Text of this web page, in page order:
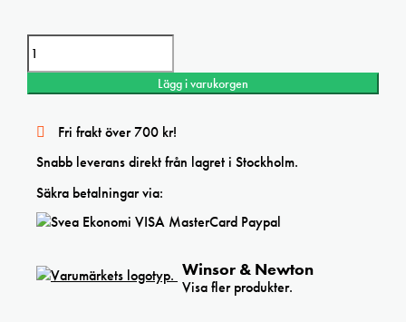
Winsor&Newton
Perylene
Green
Professional
mängd
Lägg i varukorgen
Fri frakt över 700 kr!
Snabb leverans direkt från lagret i Stockholm.
Säkra betalningar via:
Winsor & Newton
Visa fler produkter.